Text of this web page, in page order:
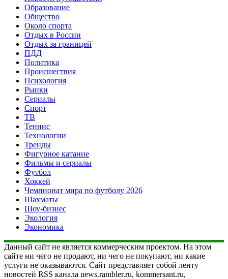
Образование
Общество
Около спорта
Отдых в России
Отдых за границей
ПДД
Политика
Происшествия
Психология
Рынки
Сериалы
Спорт
ТВ
Теннис
Технологии
Тренды
Фигурное катание
Фильмы и сериалы
Футбол
Хоккей
Чемпионат мира по футболу 2026
Шахматы
Шоу-бизнес
Экология
Экономика
Данный сайт не является коммерческим проектом. На этом
сайте ни чего не продают, ни чего не покупают, ни какие
услуги не оказываются. Сайт представляет собой ленту
новостей RSS канала news.rambler.ru, kommersant.ru,